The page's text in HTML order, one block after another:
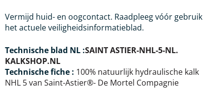
Vermijd huid- en oogcontact. Raadpleeg vóór gebruik
het actuele veiligheidsinformatieblad.
Technische blad NL :SAINT ASTIER-NHL-5-NL.
KALKSHOP.NL
Technische fiche : 100% natuurlijk hydraulische kalk
NHL 5 van Saint-Astier®- De Mortel Compagnie